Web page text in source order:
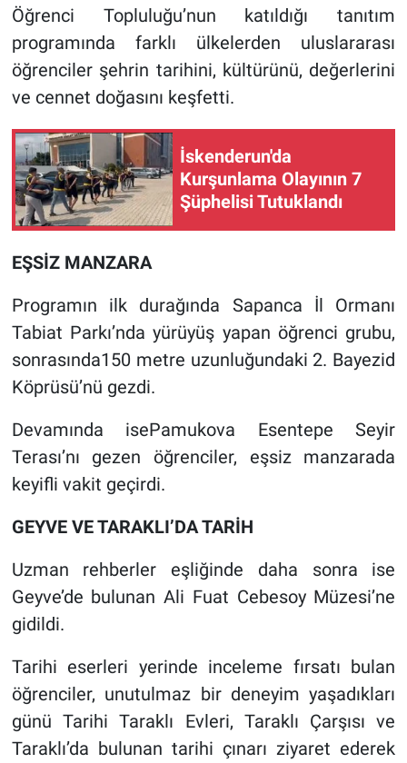
Öğrenci Topluluğu’nun katıldığı tanıtım
programında farklı ülkelerden uluslararası
öğrenciler şehrin tarihini, kültürünü, değerlerini
ve cennet doğasını keşfetti.
İskenderun'da
Kurşunlama Olayının 7
Şüphelisi Tutuklandı
EŞSİZ MANZARA
Programın ilk durağında Sapanca İl Ormanı
Tabiat Parkı’nda yürüyüş yapan öğrenci grubu,
sonrasında150 metre uzunluğundaki 2. Bayezid
Köprüsü’nü gezdi.
Devamında isePamukova Esentepe Seyir
Terası’nı gezen öğrenciler, eşsiz manzarada
keyifli vakit geçirdi.
GEYVE VE TARAKLI’DA TARİH
Uzman rehberler eşliğinde daha sonra ise
Geyve’de bulunan Ali Fuat Cebesoy Müzesi’ne
gidildi.
Tarihi eserleri yerinde inceleme fırsatı bulan
öğrenciler, unutulmaz bir deneyim yaşadıkları
günü Tarihi Taraklı Evleri, Taraklı Çarşısı ve
Taraklı’da bulunan tarihi çınarı ziyaret ederek